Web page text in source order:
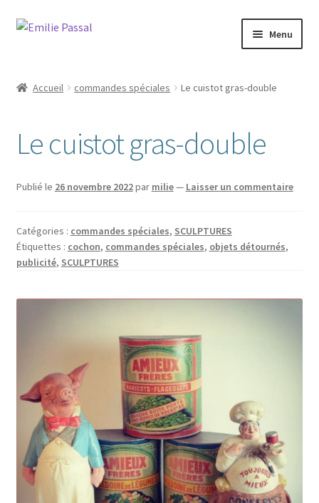
Aller
navigation
Aller
Menu
Blog
La ménagerie
le
menu
Sur mesure
Ouvrir
Accueil commandes spéciales Le cuistot gras-double
Le cuistot gras-double
Publié le 26 novembre 2022par milie— Laisser un commentaire
Catégories : commandes spéciales, SCULPTURES
Étiquettes : cochon, commandes spéciales, objets détournés,
publicité, SCULPTURES